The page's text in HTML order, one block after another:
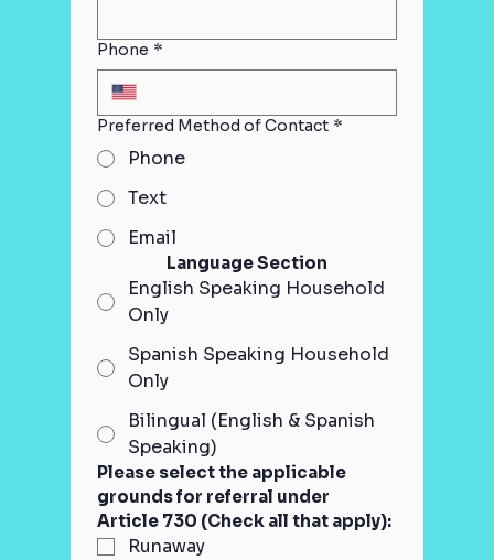
Phone *
Preferred Method of Contact *
Phone
Text
Email
Language Section
English Speaking Household
Only
Spanish Speaking Household
Only
Bilingual (English & Spanish
Speaking)
Please select the applicable
grounds for referral under
Article 730 (Check all that apply):
Runaway